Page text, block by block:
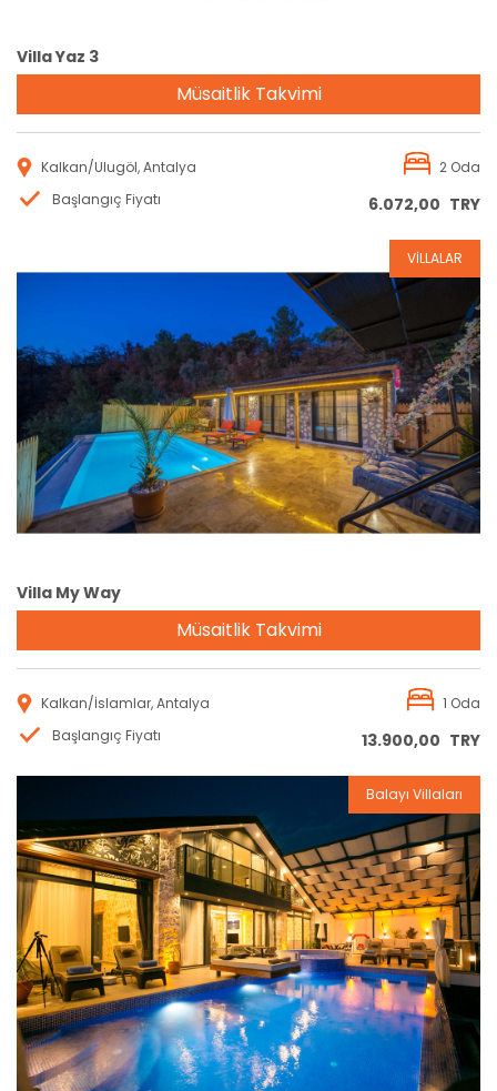
Villa Yaz 3
Müsaitlik Takvimi
Kalkan/Ulugöl, Antalya
2 Oda
Başlangıç Fiyatı
6.072,00 TRY
Rezervasyon
VİLLALAR
Villa My Way
Müsaitlik Takvimi
Kalkan/İslamlar, Antalya
1 Oda
Başlangıç Fiyatı
13.900,00 TRY
Rezervasyon
Balayı Villaları